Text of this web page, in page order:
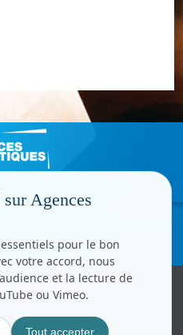
Copyright © CC.Comunication
droits réservés
Agences
pour le bon
votre accord, nous
et la lecture de
ou Vimeo.
Tout accepter